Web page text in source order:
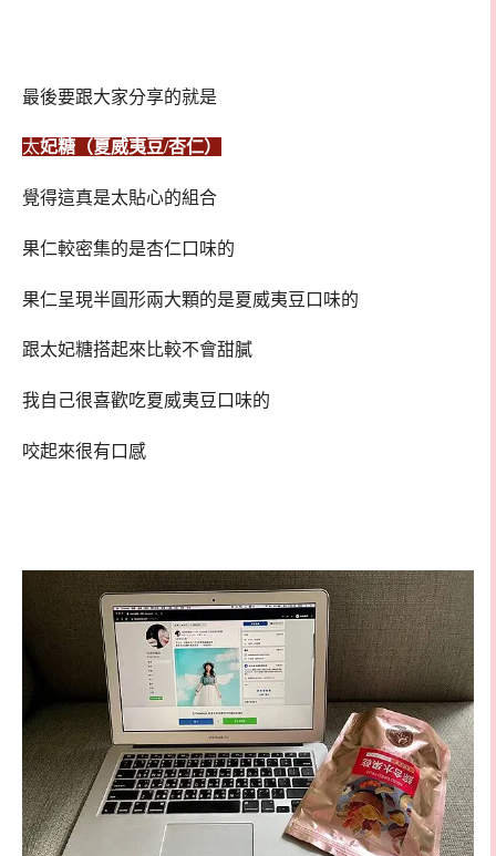
最後要跟大家分享的就是
太妃糖（夏威夷豆/杏仁）
覺得這真是太貼心的組合
果仁較密集的是杏仁口味的
果仁呈現半圓形兩大顆的是夏威夷豆口味的
跟太妃糖搭起來比較不會甜膩
我自己很喜歡吃夏威夷豆口味的
咬起來很有口感